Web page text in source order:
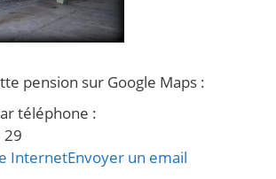
pension sur Google Maps :
téléphone :
29
InternetEnvoyer un email